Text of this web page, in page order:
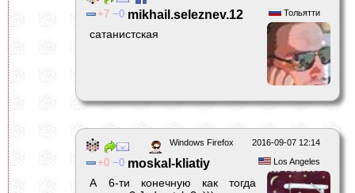
Тольятти
7 0 mikhail.seleznev.12
сатанистская
2016-09-07 12:14
Windows Firefox
Los Angeles
0 0 moskal-kliatiy
А 6-ти конечную как тогда